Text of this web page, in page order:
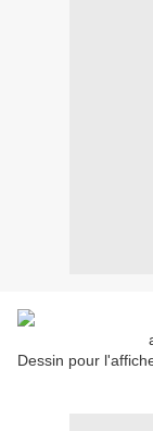
Dessin pour